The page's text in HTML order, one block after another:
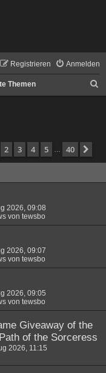
Anmelden
Registrieren
Themen
1von 40
2 3 4 5 40
2026, 09:08
von tewsbo
2026, 09:07
von tewsbo
2026, 09:05
von tewsbo
Giveaway of the
of the Sorceress
2026, 11:15